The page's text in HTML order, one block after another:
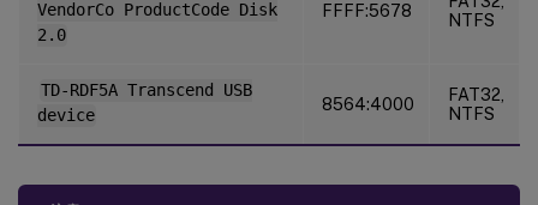
VendorCo ProductCode Disk
2.0
FFFF:5678
NTFS
TD-RDF5A Transcend USB
device
8564:4000
FAT32,
NTFS